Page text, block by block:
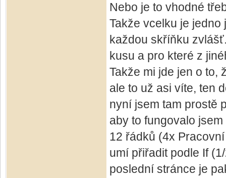
Nebo je to vhodné
Takže vcelku je
každou skříňku
kusu a pro které z
Takže mi jde jen o to,
ale to už asi víte, ten
nyní jsem tam prostě
aby to fungovalo
12 řádků (4x
umí přiřadit podle If
poslední stránce je